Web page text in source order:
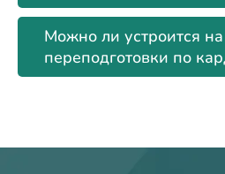
Можно ли устроится
переподготовки по